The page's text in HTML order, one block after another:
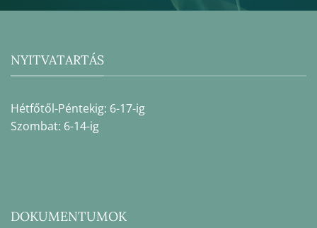
NYITVATARTÁS
Hétfőtől-Péntekig: 6-17-ig
Szombat: 6-14-ig
DOKUMENTUMOK